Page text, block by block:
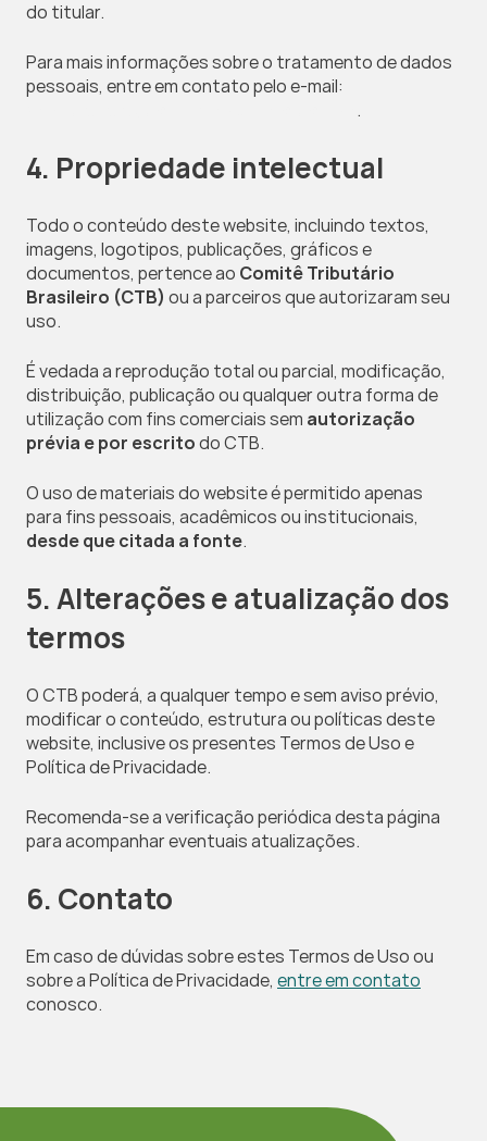
do titular.
Para mais informações sobre o tratamento de dados
.
4. Propriedade intelectual
Todo o conteúdo deste website, incluindo textos,
imagens, logotipos, publicações, gráficos e
documentos, pertence ao Comitê Tributário
Brasileiro (CTB) ou a parceiros que autorizaram seu
uso.
É vedada a reprodução total ou parcial, modificação,
distribuição, publicação ou qualquer outra forma de
utilização com fins comerciais sem autorização
prévia e por escrito do CTB.
O uso de materiais do website é permitido apenas
desde que citada a fonte.
5. Alterações e atualização dos
termos
O CTB poderá, a qualquer tempo e sem aviso prévio,
modificar o conteúdo, estrutura ou políticas deste
website, inclusive os presentes Termos de Uso e
Política de Privacidade.
Recomenda-se a verificação periódica desta página
para acompanhar eventuais atualizações.
6. Contato
Em caso de dúvidas sobre estes Termos de Uso ou
sobre a Política de Privacidade, entre em contato
conosco.